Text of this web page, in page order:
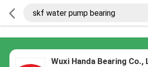
Wuxi Handa Bearing Co.,